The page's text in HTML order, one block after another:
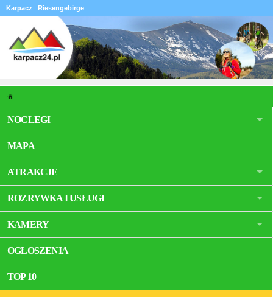
Karpacz Riesengebirge
NOCLEGI
MAPA
ATRAKCJE
ROZRYWKA I USŁUGI
KAMERY
OGŁOSZENIA
TOP 10